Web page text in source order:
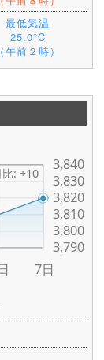
最低気温
25.0°C
（午前２時）